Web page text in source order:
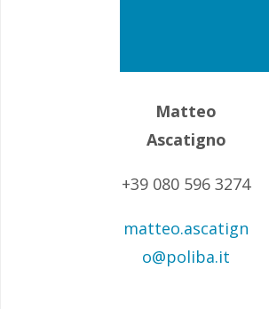
Matteo
Ascatigno
+39 080 596 3274
matteo.ascatign
o@poliba.it